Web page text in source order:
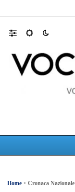
Home > Cronaca Nazionale